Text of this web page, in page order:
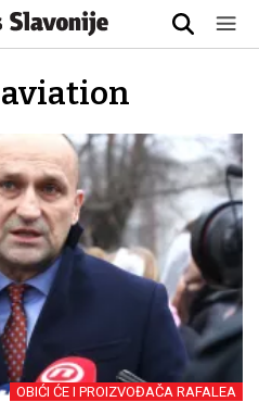
OBIĆI ĆE I PROIZVOĐAČA RAFALEA